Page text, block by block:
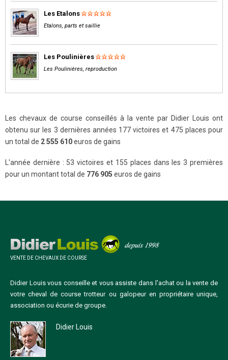
Les Etalons
Etalons, parts et saillie
Les Poulinières
Les Poulinières, reproduction
Les chevaux de course conseillés à la vente par Didier Louis ont
obtenu sur les 3 dernières années 177 victoires et 475 places pour
un total de 2 555 610euros de gains
L'année dernière : 53 victoires et 155 places dans les 3 premières
pour un montant total de 776 905 euros de gains
VENTE DE CHEVAUX DE COURSE
Didier Louis vous conseille et vous assiste dans l'achat ou la vente de
votre cheval de course trotteur ou galopeur en propriétaire unique,
association ou écurie de groupe.
Didier Louis